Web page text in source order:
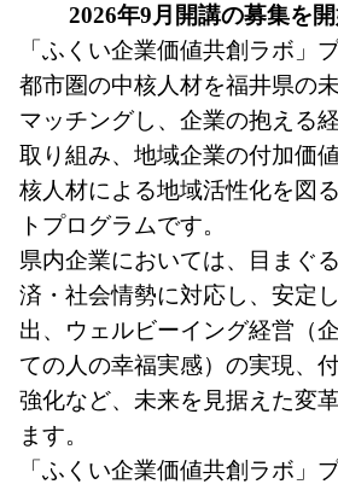
2026年9月開講の募集を開
「ふくい企業価値共創ラボ」
都市圏の中核人材を福井県の
マッチングし、企業の抱える
取り組み、地域企業の付加価
核人材による地域活性化を図
トプログラムです。
県内企業においては、目まぐ
済・社会情勢に対応し、安定
出、ウェルビーイング経営（
ての人の幸福実感）の実現、
強化など、未来を見据えた変
ます。
「ふくい企業価値共創ラボ」